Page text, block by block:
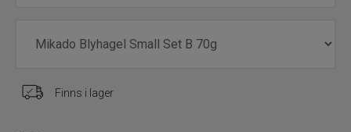
TillbehörFinns i lager